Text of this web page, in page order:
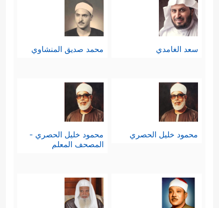
سعد الغامدي محمد صديق المنشاوي
محمود خليل الحصري
محمود خليل الحصري -
المصحف المعلم